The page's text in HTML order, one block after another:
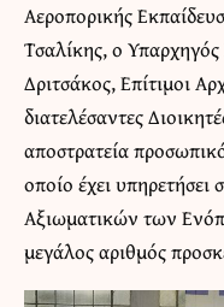
Αεροπορικής
Τσαλίκης, ο
Δριτσάκος, Επίτιμοι
διατελέσαντες
αποστρατεία
οποίο έχει
Αξιωματικών των
μεγάλος αριθμός